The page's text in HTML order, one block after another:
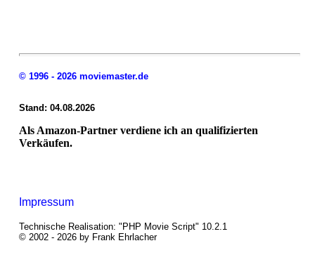
© 1996 - 2026 moviemaster.de
Stand: 04.08.2026
Als Amazon-Partner verdiene ich an qualifizierten
Verkäufen.
Impressum
Technische Realisation: "PHP Movie Script" 10.2.1
© 2002 - 2026 by Frank Ehrlacher